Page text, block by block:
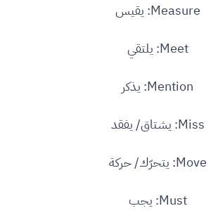
Measure: يقيس
Meet: يلتقي
Mention: يذكر
Miss: يشتاق/ يفقد
Move: يتحرّك/ حركة
Must: يجب